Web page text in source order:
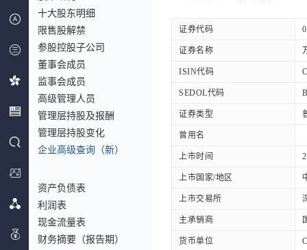
十大股东明细
限售股解禁
参股控股子公司
董事会成员
监事会成员
高级管理人员
管理层持股及报酬
管理层持股变化
企业高级查询（新）
资产负债表
利润表
现金流量表
财务摘要（报告期）
证券代码
证券名称
ISIN代码
SEDOL代码
证券类型
曾用名
上市时间
上市国家/地区
上市交易所
主承销商
货币单位